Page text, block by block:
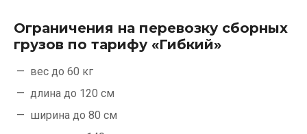
Ограничения на перевозку сборных
грузов по тарифу «Гибкий»
вес до 60 кг
длина до 120 см
ширина до 80 см